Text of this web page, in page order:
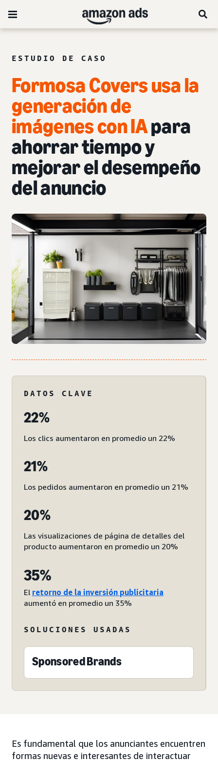
ESTUDIO DE CASO
Formosa Covers usa la
generación de
imágenes con IApara
ahorrar tiempo y
mejorar el desempeño
del anuncio
DATOS CLAVE
22%
Los clics aumentaron en promedio un 22%
21%
Los pedidos aumentaron en promedio un 21%
20%
Las visualizaciones de página de detalles del
producto aumentaron en promedio un 20%
35%
El retorno de la inversión publicitaria
aumentó en promedio un 35%
SOLUCIONES USADAS
Sponsored Brands
Es fundamental que los anunciantes encuentren
formas nuevas e interesantes de interactuar